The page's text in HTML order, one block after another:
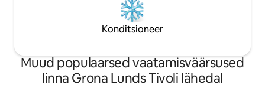
Konditsioneer
Muud populaarsed vaatamisväärsused
linna Grona Lunds Tivoli lähedal